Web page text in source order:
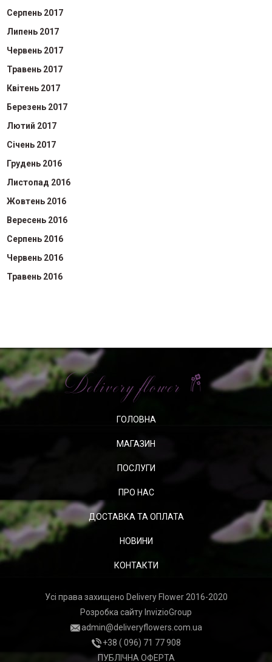
Серпень 2017
Липень 2017
Червень 2017
Травень 2017
Квітень 2017
Березень 2017
Лютий 2017
Січень 2017
Грудень 2016
Листопад 2016
Жовтень 2016
Вересень 2016
Серпень 2016
Червень 2016
Травень 2016
ГОЛОВНА
МАГАЗИН
ПОСЛУГИ
ПРО НАС
ДОСТАВКА ТА ОПЛАТА
НОВИНИ
КОНТАКТИ
Усі права захищено Delivery Flower 2016-2020
Розробка сайту InvizioGroup
admin@deliveryflowers.com.ua
+38 ( 096) 71 77 908
ПУБЛІЧНА ОФЕРТА